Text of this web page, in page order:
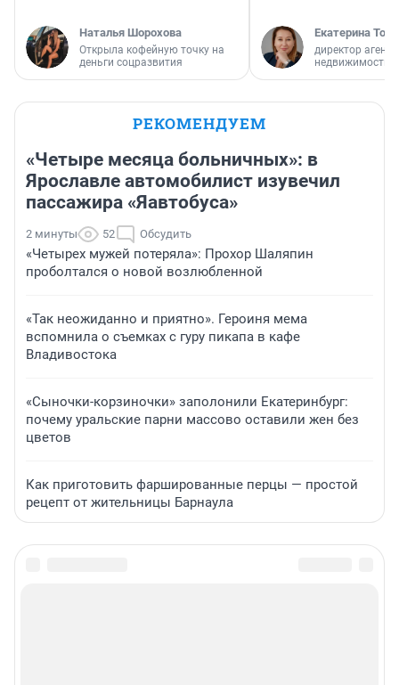
Наталья Шорохова
Открыла кофейную точку на
деньги соцразвития
Екатерина
директор
недвижимости
РЕКОМЕНДУЕМ
«Четыре месяца больничных»: в
Ярославле автомобилист изувечил
пассажира «Яавтобуса»
2 минуты 52 Обсудить
«Четырех мужей потеряла»: Прохор Шаляпин
проболтался о новой возлюбленной
«Так неожиданно и приятно». Героиня мема
вспомнила о съемках с гуру пикапа в кафе
Владивостока
«Сыночки-корзиночки» заполонили Екатеринбург:
почему уральские парни массово оставили жен без
цветов
Как приготовить фаршированные перцы — простой
рецепт от жительницы Барнаула